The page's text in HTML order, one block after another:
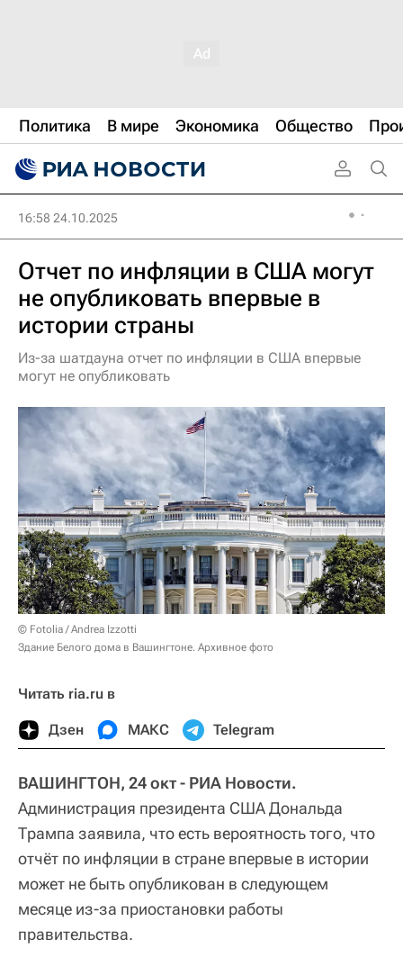
Политика В мире Экономика Общество
16:58 24.10.2025
Отчет по инфляции в США могут
не опубликовать впервые в
истории страны
Из-за шатдауна отчет по инфляции в США впервые
могут не опубликовать
© Fotolia / Andrea Izzotti
Здание Белого дома в Вашингтоне. Архивное фото
Читать ria.ru в
Дзен МАКС Telegram
ВАШИНГТОН, 24 окт - РИА Новости.
Администрация президента США Дональда
Трампа заявила, что есть вероятность того, что
отчёт по инфляции в стране впервые в истории
может не быть опубликован в следующем
месяце из-за приостановки работы
правительства.